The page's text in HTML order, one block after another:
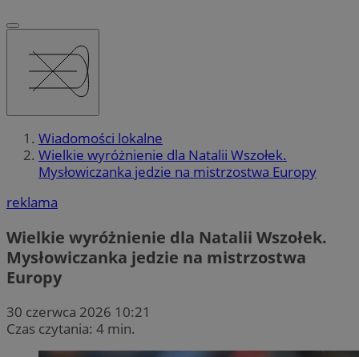
Wiadomości lokalne
Wielkie wyróżnienie dla Natalii Wszołek.
Mysłowiczanka jedzie na mistrzostwa Europy
reklama
Wielkie wyróżnienie dla Natalii Wszołek.
Mysłowiczanka jedzie na mistrzostwa
Europy
30 czerwca 2026 10:21
Czas czytania: 4 min.